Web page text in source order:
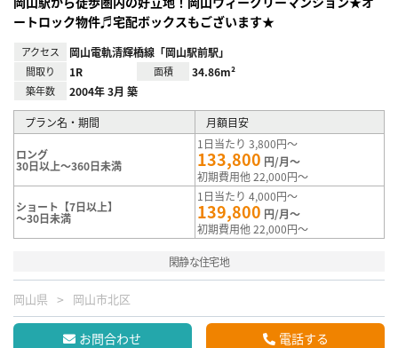
ートロック物件♬宅配ボックスもございます★
アクセス 岡山電軌清輝橋線「岡山駅前駅」
間取り 1R 面積 34.86m²
築年数 2004年 3月 築
プラン名・期間 月額目安
ロング
30日以上～360日未満
1日当たり 3,800円～
133,800 円/月～
初期費用他 22,000円～
ショート【7日以上】
～30日未満
1日当たり 4,000円～
139,800 円/月～
初期費用他 22,000円～
閑静な住宅地
岡山県 岡山市北区
お問合わせ 電話する